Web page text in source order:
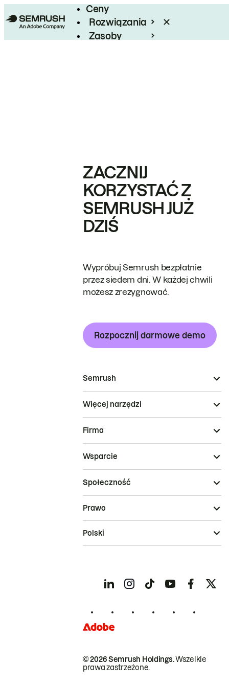
Ceny
Rozwiązania
Zasoby
ZACZNIJ
KORZYSTAĆ Z
SEMRUSH JUŻ
DZIŚ
Wypróbuj Semrush bezpłatnie
przez siedem dni. W każdej chwili
możesz zrezygnować.
Rozpocznij darmowe demo
Semrush
Więcej narzędzi
Firma
Wsparcie
Społeczność
© 2026 Semrush Holdings.Wszelkie
prawa zastrzeżone.
Prawo
Polski